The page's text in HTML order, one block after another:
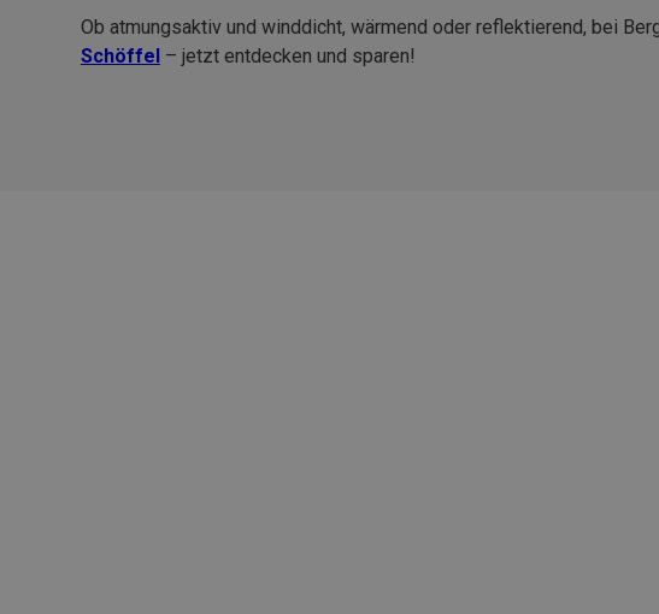
Ob atmungsaktiv und winddicht, wärmend oder reflektierend, bei
Schöffel – jetzt entdecken und sparen!